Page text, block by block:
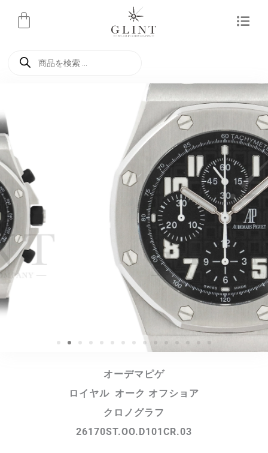
オーデマピゲ
ロイヤル オーク オフショア
クロノグラフ
26170ST.OO.D101CR.03